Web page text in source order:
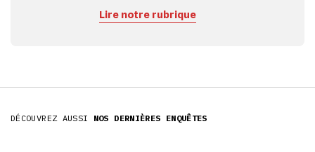
Lire notre rubrique
DÉCOUVREZ AUSSI NOS DERNIÈRES ENQUÊTES